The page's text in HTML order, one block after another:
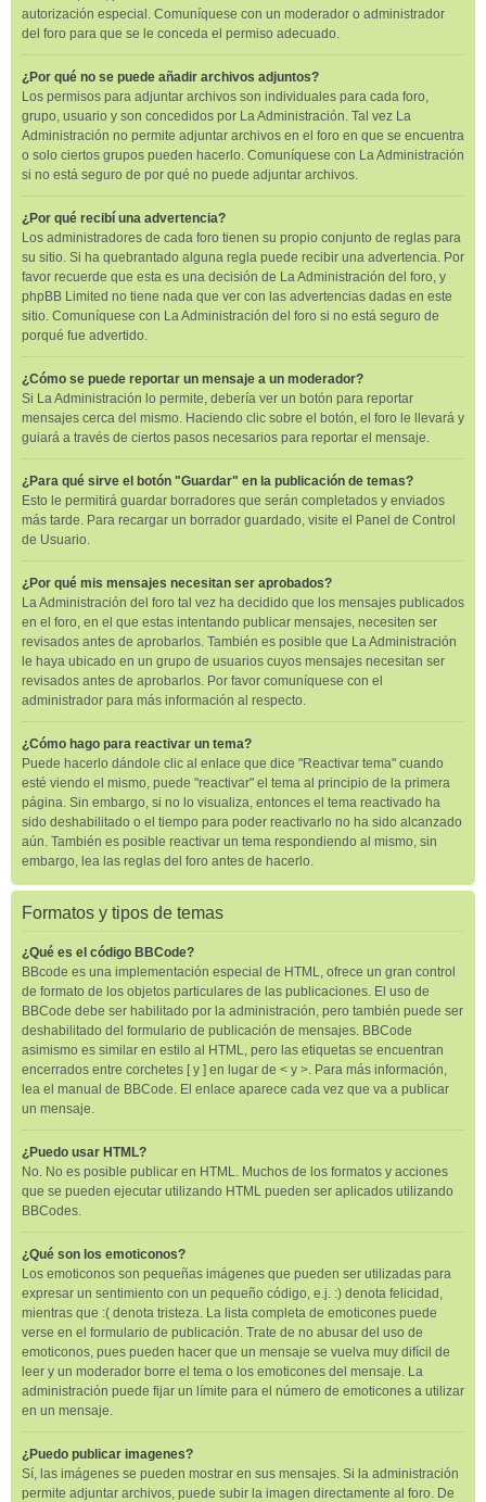
autorización especial. Comuníquese con un moderador o administrador
del foro para que se le conceda el permiso adecuado.
¿Por qué no se puede añadir archivos adjuntos?
Los permisos para adjuntar archivos son individuales para cada foro,
grupo, usuario y son concedidos por La Administración. Tal vez La
Administración no permite adjuntar archivos en el foro en que se encuentra
o solo ciertos grupos pueden hacerlo. Comuníquese con La Administración
si no está seguro de por qué no puede adjuntar archivos.
¿Por qué recibí una advertencia?
Los administradores de cada foro tienen su propio conjunto de reglas para
su sitio. Si ha quebrantado alguna regla puede recibir una advertencia. Por
favor recuerde que esta es una decisión de La Administración del foro, y
phpBB Limited no tiene nada que ver con las advertencias dadas en este
sitio. Comuníquese con La Administración del foro si no está seguro de
porqué fue advertido.
¿Cómo se puede reportar un mensaje a un moderador?
Si La Administración lo permite, debería ver un botón para reportar
mensajes cerca del mismo. Haciendo clic sobre el botón, el foro le llevará y
guiará a través de ciertos pasos necesarios para reportar el mensaje.
¿Para qué sirve el botón "Guardar" en la publicación de temas?
Esto le permitirá guardar borradores que serán completados y enviados
más tarde. Para recargar un borrador guardado, visite el Panel de Control
de Usuario.
¿Por qué mis mensajes necesitan ser aprobados?
La Administración del foro tal vez ha decidido que los mensajes publicados
en el foro, en el que estas intentando publicar mensajes, necesiten ser
revisados antes de aprobarlos. También es posible que La Administración
le haya ubicado en un grupo de usuarios cuyos mensajes necesitan ser
revisados antes de aprobarlos. Por favor comuníquese con el
administrador para más información al respecto.
¿Cómo hago para reactivar un tema?
Puede hacerlo dándole clic al enlace que dice "Reactivar tema" cuando
esté viendo el mismo, puede "reactivar" el tema al principio de la primera
página. Sin embargo, si no lo visualiza, entonces el tema reactivado ha
sido deshabilitado o el tiempo para poder reactivarlo no ha sido alcanzado
aún. También es posible reactivar un tema respondiendo al mismo, sin
embargo, lea las reglas del foro antes de hacerlo.
Formatos y tipos de temas
¿Qué es el código BBCode?
BBcode es una implementación especial de HTML, ofrece un gran control
de formato de los objetos particulares de las publicaciones. El uso de
BBCode debe ser habilitado por la administración, pero también puede ser
deshabilitado del formulario de publicación de mensajes. BBCode
asimismo es similar en estilo al HTML, pero las etiquetas se encuentran
encerrados entre corchetes [ y ] en lugar de < y >. Para más información,
lea el manual de BBCode. El enlace aparece cada vez que va a publicar
un mensaje.
¿Puedo usar HTML?
No. No es posible publicar en HTML. Muchos de los formatos y acciones
que se pueden ejecutar utilizando HTML pueden ser aplicados utilizando
BBCodes.
¿Qué son los emoticonos?
Los emoticonos son pequeñas imágenes que pueden ser utilizadas para
expresar un sentimiento con un pequeño código, e.j. :) denota felicidad,
mientras que :( denota tristeza. La lista completa de emoticones puede
verse en el formulario de publicación. Trate de no abusar del uso de
emoticonos, pues pueden hacer que un mensaje se vuelva muy difícil de
leer y un moderador borre el tema o los emoticones del mensaje. La
administración puede fijar un límite para el número de emoticones a utilizar
en un mensaje.
¿Puedo publicar imagenes?
Sí, las imágenes se pueden mostrar en sus mensajes. Si la administración
permite adjuntar archivos, puede subir la imagen directamente al foro. De